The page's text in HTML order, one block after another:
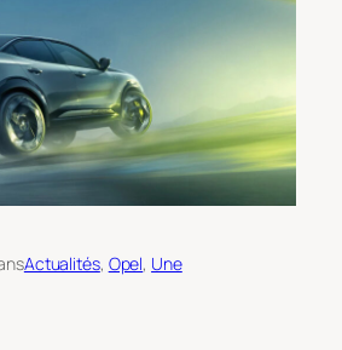
Actualités, Opel, Une